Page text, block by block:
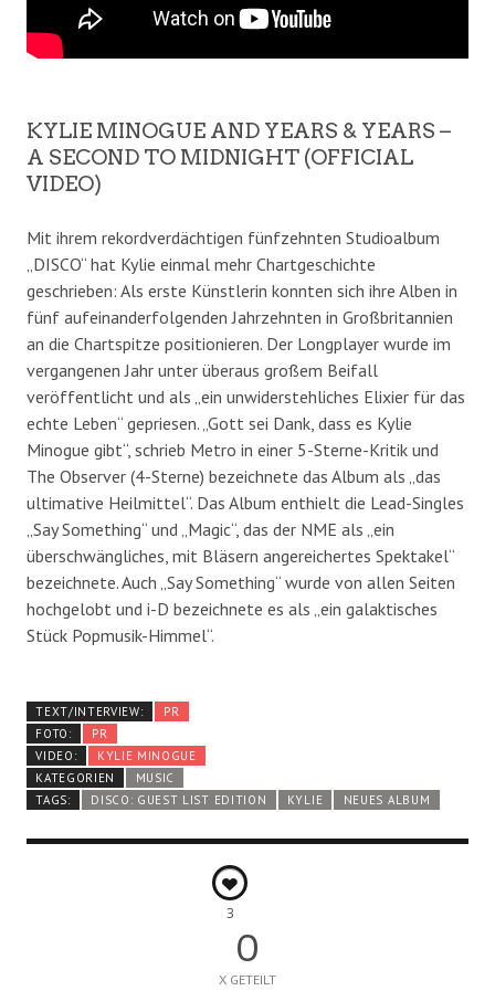
KYLIE MINOGUE AND YEARS & YEARS –
A SECOND TO MIDNIGHT (OFFICIAL
VIDEO)
Mit ihrem rekordverdächtigen fünfzehnten Studioalbum
„DISCO“ hat Kylie einmal mehr Chartgeschichte
geschrieben: Als erste Künstlerin konnten sich ihre Alben in
fünf aufeinanderfolgenden Jahrzehnten in Großbritannien
an die Chartspitze positionieren. Der Longplayer wurde im
vergangenen Jahr unter überaus großem Beifall
veröffentlicht und als „ein unwiderstehliches Elixier für das
echte Leben“ gepriesen. „Gott sei Dank, dass es Kylie
Minogue gibt“, schrieb Metro in einer 5-Sterne-Kritik und
The Observer (4-Sterne) bezeichnete das Album als „das
ultimative Heilmittel“. Das Album enthielt die Lead-Singles
„Say Something“ und „Magic“, das der NME als „ein
überschwängliches, mit Bläsern angereichertes Spektakel“
bezeichnete. Auch „Say Something“ wurde von allen Seiten
hochgelobt und i-D bezeichnete es als „ein galaktisches
Stück Popmusik-Himmel“.
TEXT/INTERVIEW:
PR
FOTO:
PR
VIDEO:
KYLIE MINOGUE
KATEGORIEN
MUSIC
TAGS:
DISCO: GUEST LIST EDITION KYLIE NEUES ALBUM
3
0
X GETEILT